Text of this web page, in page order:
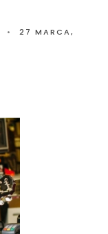
•
27 MARCA,